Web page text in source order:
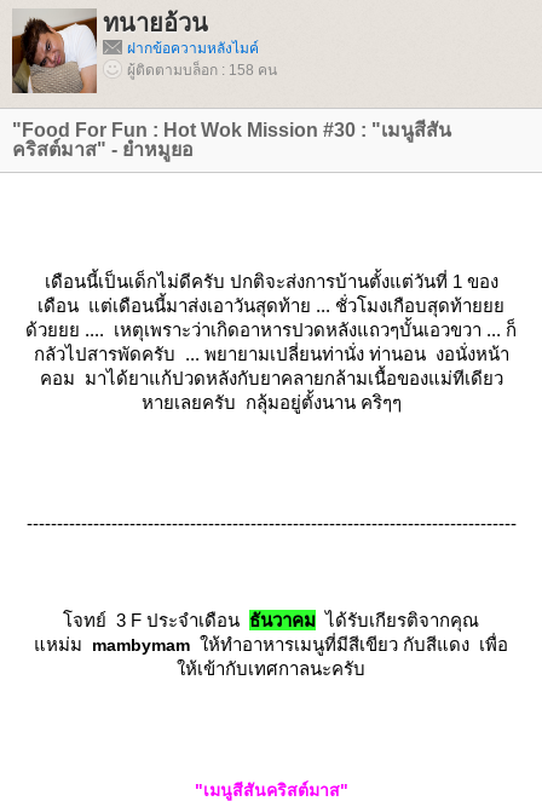
ทนายอ้วน
ฝากข้อความหลังไมค์
ผู้ติดตามบล็อก : 158 คน
"Food For Fun : Hot Wok Mission #30 : "เมนูสีสัน
คริสต์มาส" - ยำหมูยอ
เดือนนี้เป็นเด็กไม่ดีครับ ปกติจะส่งการบ้านตั้งแต่วันที่ 1 ของ
เดือน แต่เดือนนี้มาส่งเอาวันสุดท้าย ... ชั่วโมงเกือบสุดท้า
ด้วยยย .... เหตุเพราะว่าเกิดอาหารปวดหลังแถวๆบั้นเอวขวา ... ก็
กลัวไปสารพัดครับ ... พยายามเปลี่ยนท่านั่ง ท่านอน งอนั่งหน้า
คอม มาได้ยาแก้ปวดหลังกับยาคลายกล้ามเนื้อของแม่ทีเดียว
หายเลยครับ กลุ้มอยู่ตั้งนาน คริๆๆ
---------------------------------------------------------------------------------
จทย์ 3 F ประจำเดือน ธันวาคม ได้รับเกียรติจากคุณ
หม่ม mambymam ห้ทำอาหารเมนูที่มีสีเขียว กับสีแดง เพื่อ
ห้เข้ากับเทศกาลนะครับ
"เมนูสีสันคริสต์มาส"